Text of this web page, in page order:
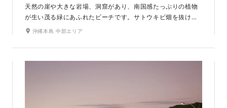
天然の崖や大きな岩場、洞窟があり、南国感たっぷりの植物
が生い茂る緑にあふれたビーチです。サトウキビ畑を抜け、
生い茂る沖縄特有の植物の中、撮影をしながらを進んで行き
海が現れます。ドローンで撮影したかのうような壮大な写真
も残せます。ビーチには「岩の窓」と呼ばれるスポットがあ
沖縄本島 中部エリア